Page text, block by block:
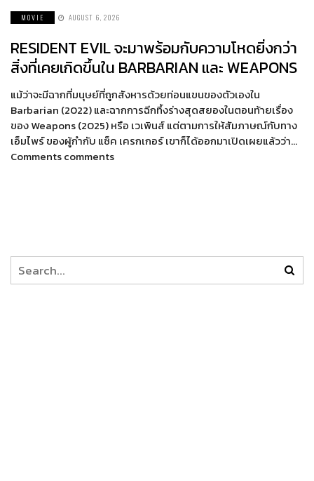
MOVIE AUGUST 6, 2026
RESIDENT EVIL จะมาพร้อมกับความโหดยิ่งกว่า
สิ่งที่เคยเกิดขึ้นใน BARBARIAN และ WEAPONS
แม้ว่าจะมีฉากที่มนุษย์ที่ถูกสังหารด้วยท่อนแขนของตัวเองใน
Barbarian (2022) และฉากการฉีกทึ้งร่างสุดสยองในตอนท้ายเรื่อง
ของ Weapons (2025) หรือ เวเพินส์ แต่ตามการให้สัมภาษณ์กับทาง
เอ็มไพร์ ของผู้กำกับ แซ็ค เครกเกอร์ เขาก็ได้ออกมาเปิดเผยแล้วว่า…
Comments comments